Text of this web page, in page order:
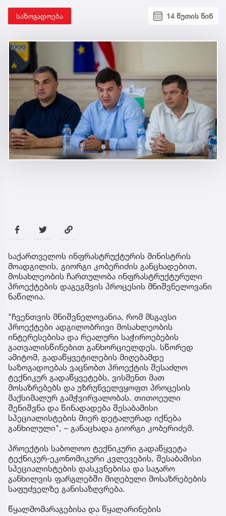
საზოგადოება 14 წუთის წინ
საქართველოს ინფრასტრუქტურის მინისტრის
მოადგილის, გიორგი კობერიძის განცხადებით,
მოსახლეობის ჩართულობა ინფრასტრუქტურული
პროექტების დაგეგმვის პროცესის მნიშვნელოვანი
ნაწილია.
"ჩვენთვის მნიშვნელოვანია, რომ მსგავსი
პროექტები ადგილობრივი მოსახლეობის
ინტერესებისა და რეალური საჭიროებების
გათვალისწინებით განხორციელდეს. სწორედ
ამიტომ, გადაწყვეტილების მიღებამდე
საზოგადოებას ვაცნობთ პროექტის შესაძლო
ტექნიკურ გადაწყვეტებს, ვისმენთ მათ
მოსაზრებებს და უზრუნველვყოფთ პროცესის
მაქსიმალურ გამჭვირვალობას. თითოეული
შენიშვნა და წინადადება შესაბამისი
სპეციალისტების მიერ დეტალურად იქნება
განხილული", – განაცხადა გიორგი კობერიძემ.
პროექტის საბოლოო ტექნიკური გადაწყვეტა
ტექნიკურ-ეკონომიკური კვლევების, შესაბამისი
სპეციალისტების დასკვნებისა და საჯარო
განხილვის ფარგლებში მიღებული მოსაზრებების
საფუძველზე განისაზღვრება.
წყალმომარაგებისა და წყალარინების